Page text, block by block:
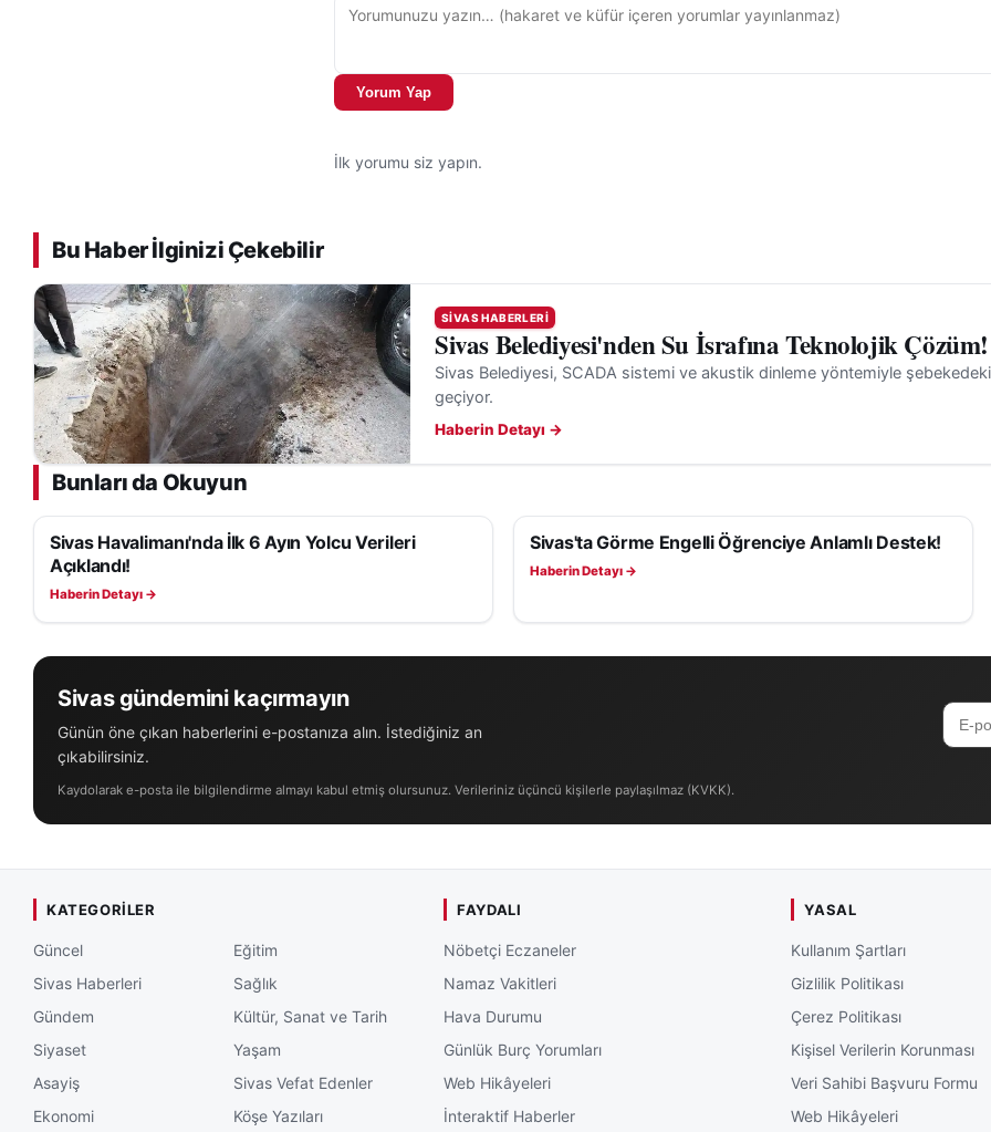
Yorum Yap
İlk yorumu siz yapın.
Bu Haber İlginizi Çekebilir
SIVAS HABERLERI
Sivas Belediyesi'nden Su İsrafına Teknolojik Çözüm!
Sivas Belediyesi, SCADA sistemi ve akustik dinleme yöntemiyle şebekedeki
geçiyor.
Haberin Detayı →
Bunları da Okuyun
SIVAS HABERLERI
Sivas Havalimanı'nda İlk 6 Ayın Yolcu Verileri
Açıklandı!
Haberin Detayı →
SIVAS HABERLERI
Sivas'ta Görme Engelli Öğrenciye Anlamlı Destek!
Haberin Detayı →
Sivas gündemini kaçırmayın
Günün öne çıkan haberlerini e-postanıza alın. İstediğiniz an
çıkabilirsiniz.
Kaydolarak e-posta ile bilgilendirme almayı kabul etmiş olursunuz. Verileriniz üçüncü kişilerle paylaşılmaz (KVKK).
KATEGORILER
Güncel
Sivas Haberleri
Gündem
Siyaset
Asayiş
Ekonomi
Eğitim
Sağlık
Kültür, Sanat ve Tarih
Yaşam
Sivas Vefat Edenler
Köşe Yazıları
FAYDALI
Nöbetçi Eczaneler
Namaz Vakitleri
Hava Durumu
Günlük Burç Yorumları
Web Hikâyeleri
İnteraktif Haberler
YASAL
Kullanım Şartları
Gizlilik Politikası
Çerez Politikası
Kişisel Verilerin Korunması
Veri Sahibi Başvuru Formu
Web Hikâyeleri